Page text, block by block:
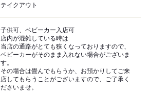
テイクアウト
子供可、ベビーカー入店可
店内が混雑している時は
当店の通路がとても狭くなっておりますので、
ベビーカーがそのまま入れない場合がございま
す。
その場合は畳んでもらうか、お預かりしてご来
店してもらうことがございますので、ご了承く
ださいませ。